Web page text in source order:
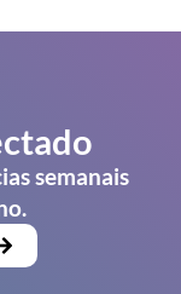
semanais